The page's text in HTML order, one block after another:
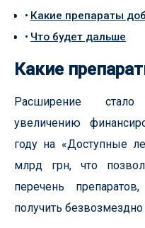
Какие препараты
Что будет дальше
Какие
Расширение
увеличению
году на «Доступные
млрд грн, что
перечень
получить безвозмездно